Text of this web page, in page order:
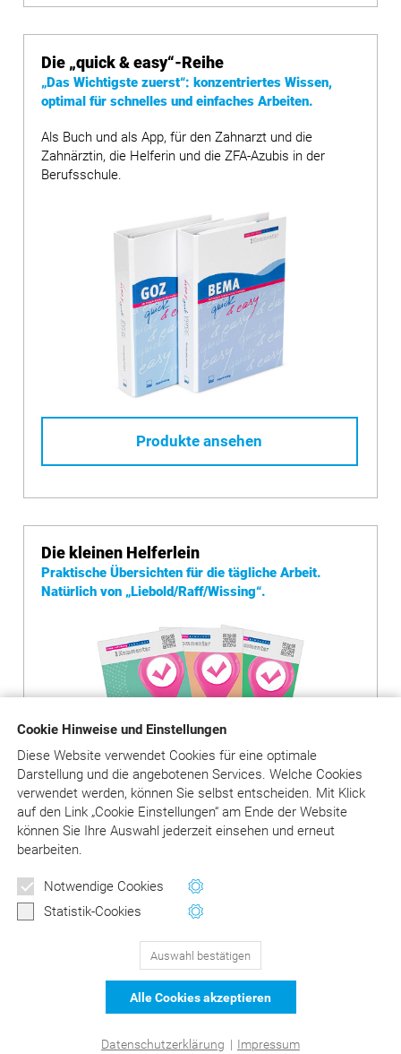
Cookie Hinweise und Einstellungen
Diese Website verwendet Cookies für eine optimale
Darstellung und die angebotenen Services. Welche Cookies
verwendet werden, können Sie selbst entscheiden. Mit Klick
aufden Link „Cookie Einstellungen“ am Ende der Website
können Sie Ihre Auswahl jederzeit einsehen und erneut
bearbeiten.
Notwendige Cookies
Statistik-Cookies
Auswahl bestätigen
Alle Cookies akzeptieren
Datenschutzerklärung | Impressum
Die „quick & easy“-Reihe
„Das Wichtigste zuerst“: konzentriertes Wissen,
optimal für schnelles und einfaches Arbeiten.
Als Buch und als App, für den Zahnarzt und die
Zahnärztin, die Helferin und die ZFA-Azubis in der
Berufsschule.
Produkte ansehen
Die kleinen Helferlein
Praktische Übersichten für die tägliche Arbeit.
Natürlich von „Liebold/Raff/Wissing“.
DER Kommentar zu BEMA und
129Bewertungen auf ProvenExpert.com
Newsletter
Wertvolle Tipps und Hinweise
Jetzt anmelden